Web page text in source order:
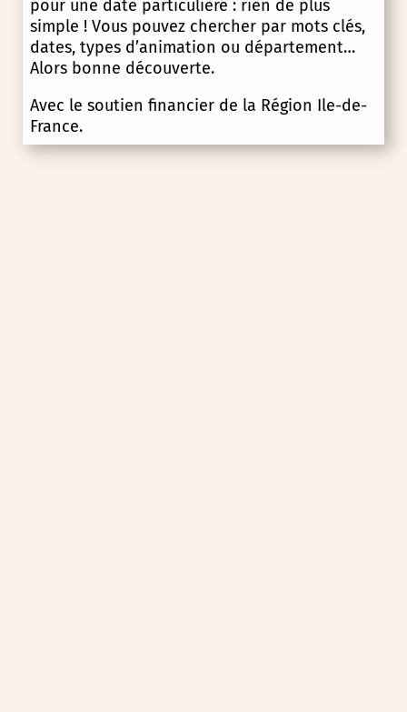
pour une date particulière : rien de plus
simple ! Vous pouvez chercher par mots clés,
dates, types d’animation ou département…
Alors bonne découverte.
Avec le soutien financier de la Région Ile-de-
France.